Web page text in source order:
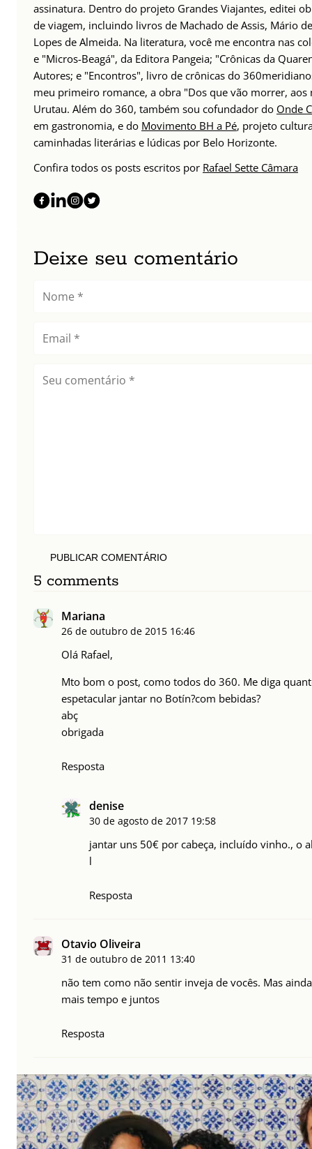
assinatura. Dentro do projeto Grandes Viajantes, editei
de viagem, incluindo livros de Machado de Assis, Mário
Lopes de Almeida. Na literatura, você me encontra nas
e "Micros-Beagá", da Editora Pangeia; "Crônicas da
Autores; e "Encontros", livro de crônicas do
meu primeiro romance, a obra "Dos que vão morrer, aos
Urutau. Além do 360, também sou cofundador do Onde
em gastronomia, e do Movimento BH a Pé, projeto
caminhadas literárias e lúdicas por Belo Horizonte.
Confira todos os posts escritos por Rafael Sette Câmara
Deixe seu comentário
PUBLICAR COMENTÁRIO
5 comments
Mariana
26 de outubro de 2015 16:46
Olá Rafael,
Mto bom o post, como todos do 360. Me diga
espetacular jantar no Botín?com bebidas?
abç
obrigada
Resposta
denise
30 de agosto de 2017 19:58
jantar uns 50€ por cabeça, incluído vinho., o
l
Resposta
Otavio Oliveira
31 de outubro de 2011 13:40
não tem como não sentir inveja de vocês. Mas
mais tempo e juntos
Resposta